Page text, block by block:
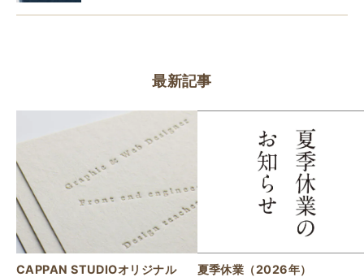
最新記事
CAPPAN STUDIOオリジナル
夏季休業（2026年）